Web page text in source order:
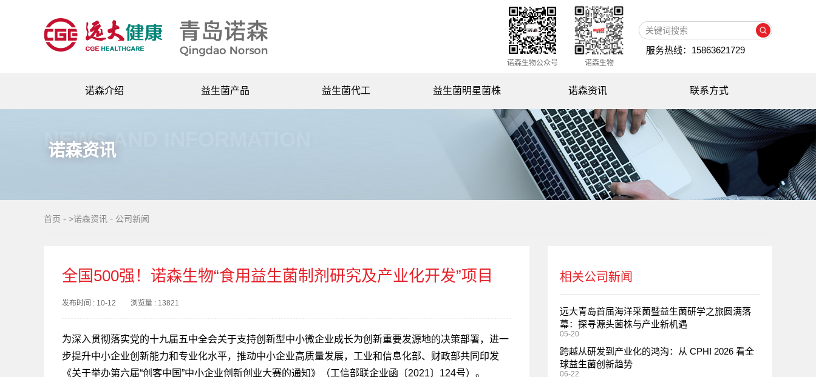
诺森生物公众号 诺森生物
服务热线：15863621729
诺森介绍
企业荣誉
益生菌产品 益生菌代工 益生菌明星菌株
动物双歧杆菌NSY0201
副干酪乳杆菌NSL0201
诺森资讯
公司新闻
媒体专访
知识百科
联系方式
NEWS AND INFORMATION
诺森资讯
首页 - >诺森资讯 - 公司新闻
全国500强！诺森生物“食用益生菌制剂研究及产业化开发”项目
发布时间 : 10-12 浏览量 : 13821
为深入贯彻落实党的十九届五中全会关于支持创新型中小微企业成长为创新重要发源地的决策部署，进一
步提升中小企业创新能力和专业化水平，推动中小企业高质量发展，工业和信息化部、财政部共同印发
《关于举办第六届“创客中国”中小企业创新创业大赛的通知》（工信部联企业函〔2021〕124号）。
相关公司新闻
远大青岛首届海洋采菌暨益生菌研学之旅圆满落
幕：探寻源头菌株与产业新机遇
05-20
跨越从研发到产业化的鸿沟：从 CPHI 2026 看全
球益生菌创新趋势
06-22